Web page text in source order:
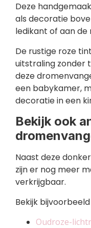
Deze
als decoratie
ledikant of aan de
De rustige roze
uitstraling zonder
deze
een babykamer,
decoratie in een
Bekijk ook
Naast deze
zijn er nog meer
verkrijgbaar.
Bekijk
Oudroze-